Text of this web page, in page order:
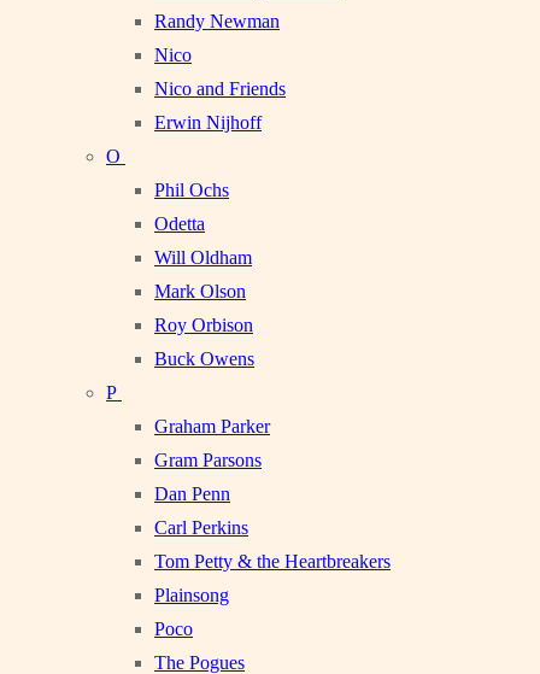
Randy Newman
Nico
Nico and Friends
Erwin Nijhoff
O
Phil Ochs
Odetta
Will Oldham
Mark Olson
Roy Orbison
Buck Owens
P
Graham Parker
Gram Parsons
Dan Penn
Carl Perkins
Tom Petty & the Heartbreakers
Plainsong
Poco
The Pogues